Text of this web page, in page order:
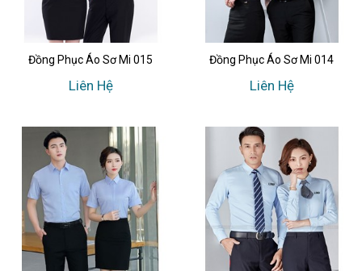
Đồng Phục Áo Sơ Mi 015
Liên Hệ
Đồng Phục Áo Sơ Mi 014
Liên Hệ